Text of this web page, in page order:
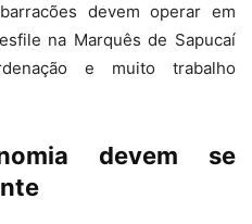
devem operar em
na Marquês de Sapucaí
e muito trabalho
devem se